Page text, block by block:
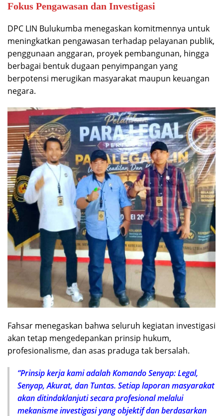
Fokus Pengawasan dan Investigasi
DPC LIN Bulukumba menegaskan komitmennya untuk
meningkatkan pengawasan terhadap pelayanan publik,
penggunaan anggaran, proyek pembangunan, hingga
berbagai bentuk dugaan penyimpangan yang
berpotensi merugikan masyarakat maupun keuangan
negara.
Fahsar menegaskan bahwa seluruh kegiatan investigasi
akan tetap mengedepankan prinsip hukum,
profesionalisme, dan asas praduga tak bersalah.
“Prinsip kerja kami adalah Komando Senyap: Legal,
Senyap, Akurat, dan Tuntas. Setiap laporan masyarakat
akan ditindaklanjuti secara profesional melalui
mekanisme investigasi yang objektif dan berdasarkan